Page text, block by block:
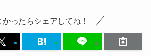
かったらシェアしてね！